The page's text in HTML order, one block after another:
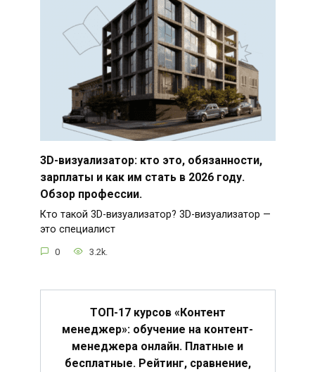
3D-визуализатор: кто это, обязанности,
зарплаты и как им стать в 2026 году.
Обзор профессии.
Кто такой 3D-визуализатор? 3D-визуализатор —
это специалист
0 3.2k.
ТОП-17 курсов «Контент
менеджер»: обучение на контент-
менеджера онлайн. Платные и
бесплатные. Рейтинг, сравнение,